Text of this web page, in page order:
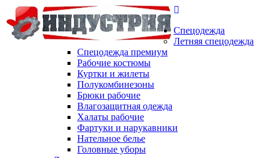
Спецодежда
Летняя спецодежда
Спецодежда премиум
Рабочие костюмы
Куртки и жилеты
Полукомбинезоны
Брюки рабочие
Влагозащитная одежда
Халаты рабочие
Фартуки и нарукавники
Нательное белье
Головные уборы